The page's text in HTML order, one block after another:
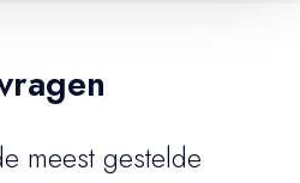
meest gestelde